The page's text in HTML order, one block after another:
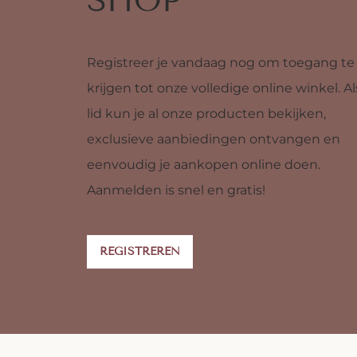
Registreer je vandaag nog om toegang te
krijgen tot onze volledige online winkel.
lid kun je al onze producten bekijken,
exclusieve aanbiedingen ontvangen en
eenvoudig je aankopen online doen.
Aanmelden is snel en gratis!
REGISTREREN